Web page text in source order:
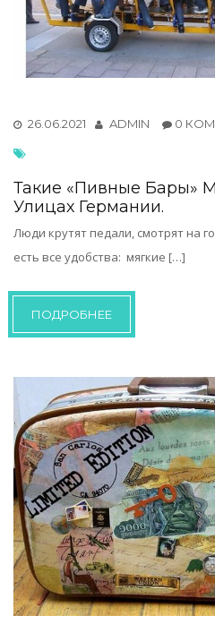
26.06.2021 ADMIN 0
Такие «пивные Бары»
Улицах Германии.
Люди крутят педали, смотрят на
есть все удобства: мягкие […]
ПОДРОБНЕЕ